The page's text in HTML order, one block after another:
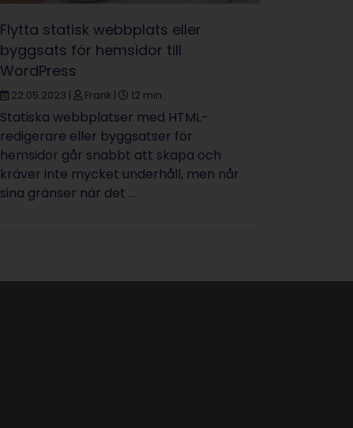
Flytta statisk webbplats eller
byggsats för hemsidor till
WordPress
22.05.2023 Frank 12 min.
Statiska webbplatser med HTML-
redigerare eller byggsatser för
hemsidor går snabbt att skapa och
kräver inte mycket underhåll, men når
sina gränser när det ...